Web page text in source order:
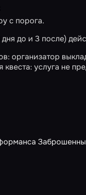
с порога.
до и 3 после)
организатор
услуга не